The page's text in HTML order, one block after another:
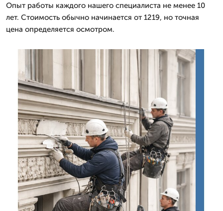
Опыт работы каждого нашего специалиста не менее 10
лет. Стоимость обычно начинается от 1219, но точная
цена определяется осмотром.